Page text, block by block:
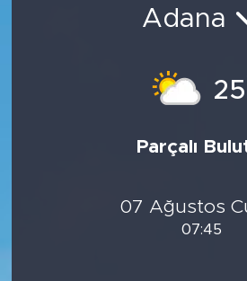
Adana
25
Parçalı
07 Ağustos
07:45